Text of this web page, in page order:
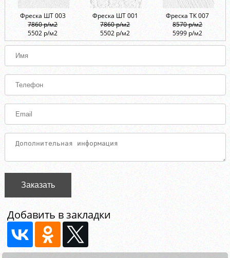
Фреска ШТ 003
7860 р/м2
5502 р/м2
Фреска ШТ 001
7860 р/м2
5502 р/м2
Фреска ТК 007
8570 р/м2
5999 р/м2
Заказать
Добавить в закладки